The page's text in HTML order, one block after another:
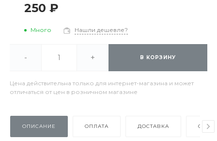
250 ₽
Много Нашли дешевле?
- + В КОРЗИНУ
Цена действительна только для интернет-магазина и может
отличаться от цен в розничном магазине
ОПИСАНИЕ ОПЛАТА ДОСТАВКА